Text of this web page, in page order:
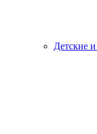
Детские